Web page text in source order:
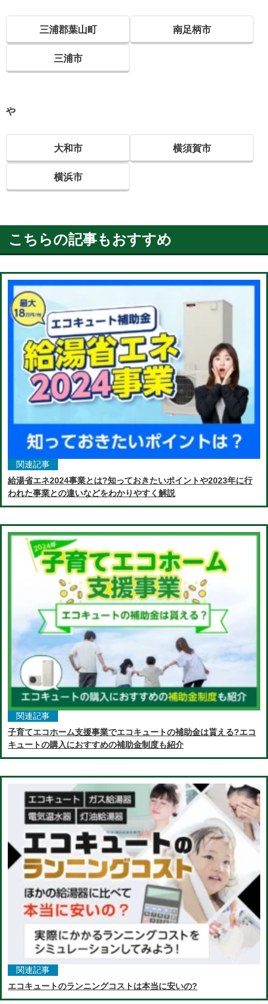
三浦郡葉山町 南足柄市
三浦市
や
大和市 横須賀市
横浜市
こちらの記事もおすすめ
関連記事
給湯省エネ2024事業とは?知っておきたいポイントや2023年に行
われた事業との違いなどをわかりやすく解説
関連記事
子育てエコホーム支援事業でエコキュートの補助金は貰える?エコ
キュートの購入におすすめの補助金制度も紹介
関連記事
エコキュートのランニングコストは本当に安いの?